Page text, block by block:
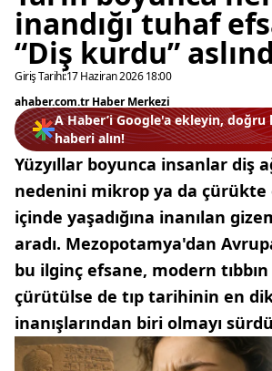
inandığı tuhaf
“Diş kurdu”
Giriş Tarihi:17 Haziran 2026 18:00
ahaber.com.tr Haber Merkezi
A Haber’i Google'a ekleyin,
haberi alın!
Yüzyıllar boyunca insanlar diş
nedenini mikrop ya da çürükte
içinde yaşadığına inanılan
aradı. Mezopotamya'dan
bu ilginç efsane, modern
çürütülse de tıp tarihinin en
inanışlarından biri olmayı